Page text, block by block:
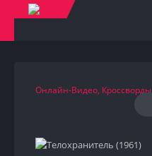
Онлайн-Видео, Кроссворды